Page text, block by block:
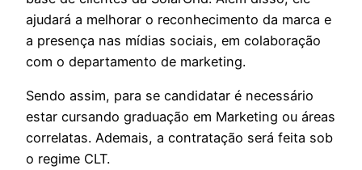
ajudará a melhorar o reconhecimento da marca e
a presença nas mídias sociais, em colaboração
com o departamento de marketing.
Sendo assim, para se candidatar é necessário
estar cursando graduação em Marketing ou áreas
correlatas. Ademais, a contratação será feita sob
o regime CLT.